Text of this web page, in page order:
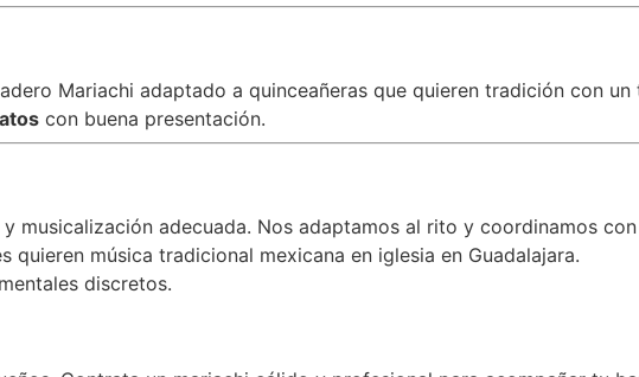
Mariachi adaptado a quinceañeras que quieren tradición con
con buena presentación.
musicalización adecuada. Nos adaptamos al rito y coordinamos
música tradicional mexicana en iglesia en Guadalajara.
discretos.